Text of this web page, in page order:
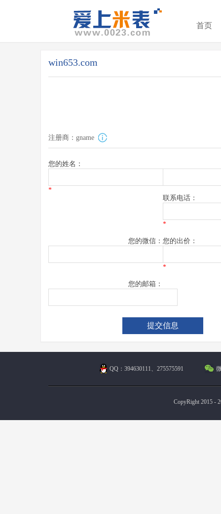
首页
win653.com
注册商：gname
您的姓名：
*
联系电话：
*
您的微信： 您的出价：
*
您的邮箱：
QQ：394630111、275575591
CopyRight 2015 -